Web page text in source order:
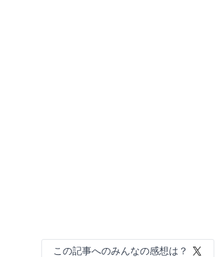
この記事へのみんなの感想は？